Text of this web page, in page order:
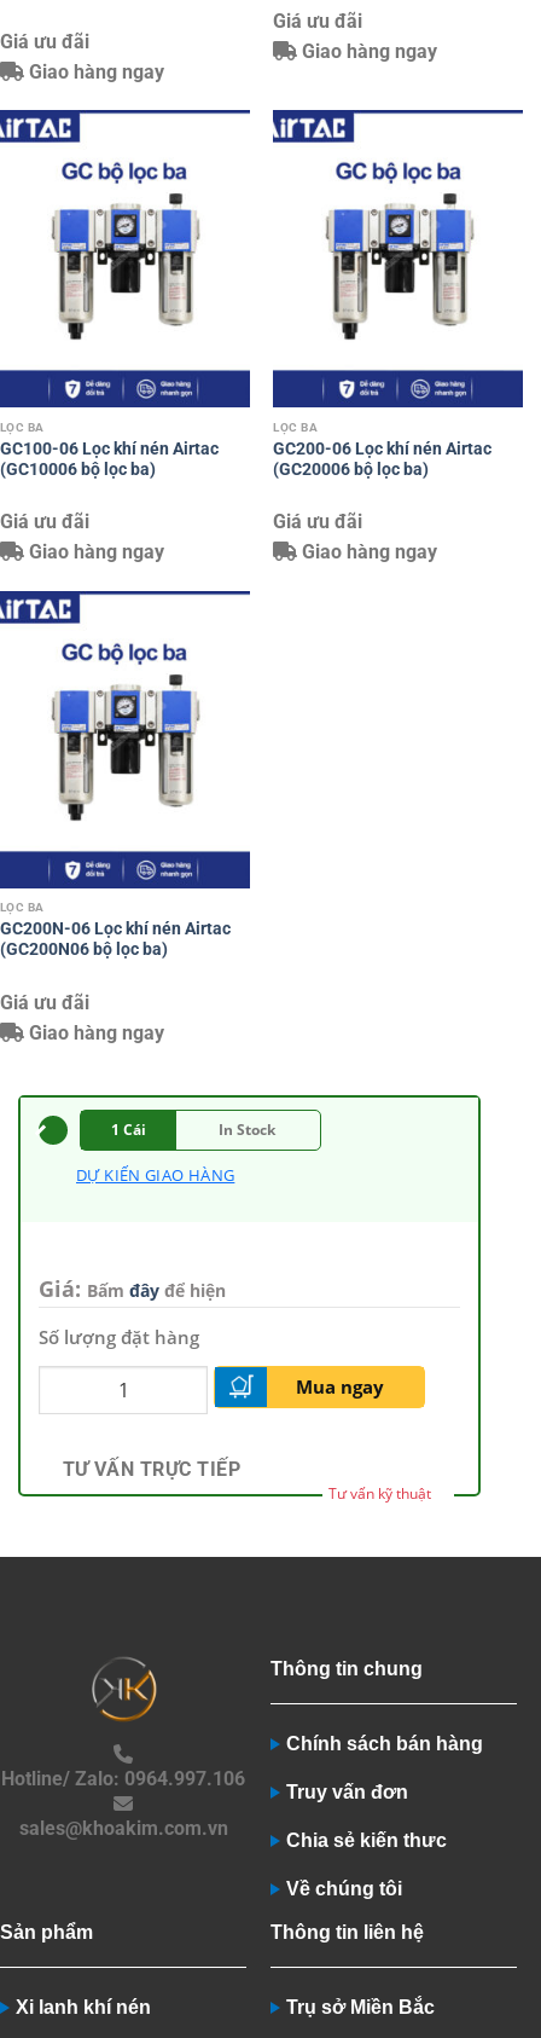
Giá ưu đãi
Giao hàng ngay
Giá ưu đãi
Giao hàng ngay
LỌC BA
GC100-06 Lọc khí nén Airtac
(GC10006 bộ lọc ba)
Giá ưu đãi
Giao hàng ngay
LỌC BA
GC200-06 Lọc khí nén Airtac
(GC20006 bộ lọc ba)
Giá ưu đãi
Giao hàng ngay
LỌC BA
GC200N-06 Lọc khí nén Airtac
(GC200N06 bộ lọc ba)
Giá ưu đãi
Giao hàng ngay
1 Cái In Stock
DỰ KIẾN GIAO HÀNG
Giá: Bấm đây để hiện
Số lượng đặt hàng
Mua ngay
TƯ VẤN TRỰC TIẾP
Tư vấn kỹ thuật
Hotline/ Zalo: 0964.997.106
sales@khoakim.com.vn
Thông tin chung
Chính sách bán hàng
Truy vấn đơn
Chia sẻ kiến thưc
Về chúng tôi
Sản phẩm
Xi lanh khí nén
Thông tin liên hệ
Trụ sở Miền Bắc